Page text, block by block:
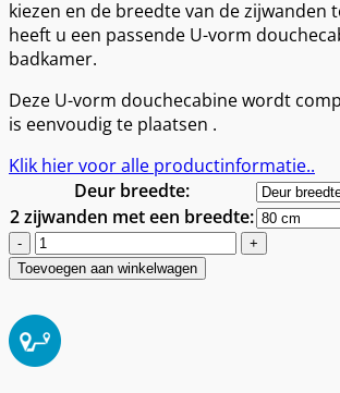
kiezen en de breedte van de zijwanden
heeft u een passende U-vorm
badkamer.
Deze U-vorm douchecabine wordt
is eenvoudig te plaatsen .
Klik hier voor alle productinformatie..
Deur breedte:
2 zijwanden met een breedte:
Douchecabine
U-
met
draaideur
voor
Toevoegen aan winkelwagen